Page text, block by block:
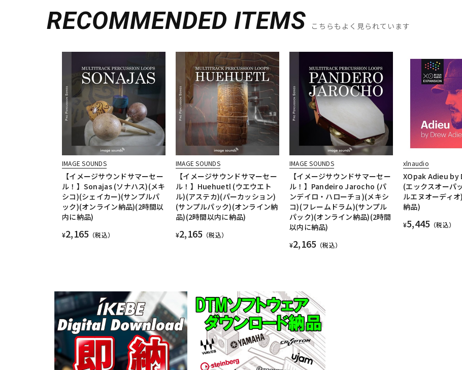
RECOMMENDED ITEMS こちらもよく見られています
IMAGE SOUNDS
【イメージサウンドサマーセー
ル！】Sonajas (ソナハス)(メキ
シコ)(シェイカー)(サンプルパ
ック)(オンライン納品)(2時間以
内に納品)
¥2,165 （税込）
IMAGE SOUNDS
【イメージサウンドサマーセー
ル！】Huehuetl (ウエウエト
ル)(アステカ)(パーカッション)
(サンプルパック)(オンライン納
品)(2時間以内に納品)
¥2,165 （税込）
IMAGE SOUNDS
【イメージサウンドサマーセー
ル！】Pandeiro Jarocho (パ
ンデイロ・ハローチョ)(メキシ
コ)(フレームドラム)(サンプル
パック)(オンライン納品)(2時間
以内に納品)
¥2,165 （税込）
xlnaudio
XOpak Adieu by
(エックスオーパ
ルエヌオーディ
納品)
¥5,445 （税込）